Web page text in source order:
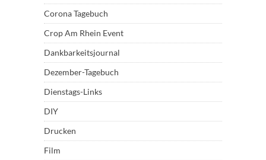
Corona Tagebuch
Crop Am Rhein Event
Dankbarkeitsjournal
Dezember-Tagebuch
Dienstags-Links
DIY
Drucken
Film